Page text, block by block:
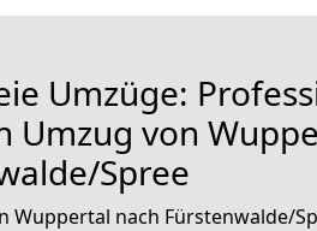
Umzüge:
Umzug von
Spree
Wuppertal nach Fürstenwalde/